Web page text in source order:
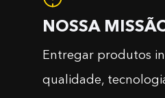
NOSSA
Entregar produtos
qualidade,